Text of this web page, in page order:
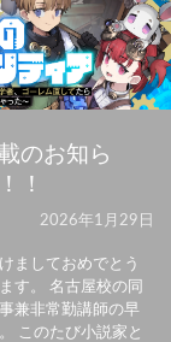
のお知ら
！
2026年1月29日
ましておめでとう
す。 名古屋校の同
兼非常勤講師の早
。 このたび小説家と